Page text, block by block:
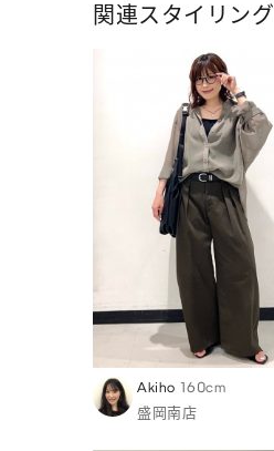
関連スタイリング
Akiho 160cm
盛岡南店